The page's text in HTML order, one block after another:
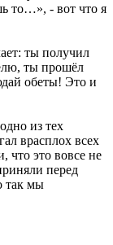
то…», - вот что я
ты получил
ты прошёл
обеты! Это и
из тех
врасплох всех
что это вовсе не
перед
так мы